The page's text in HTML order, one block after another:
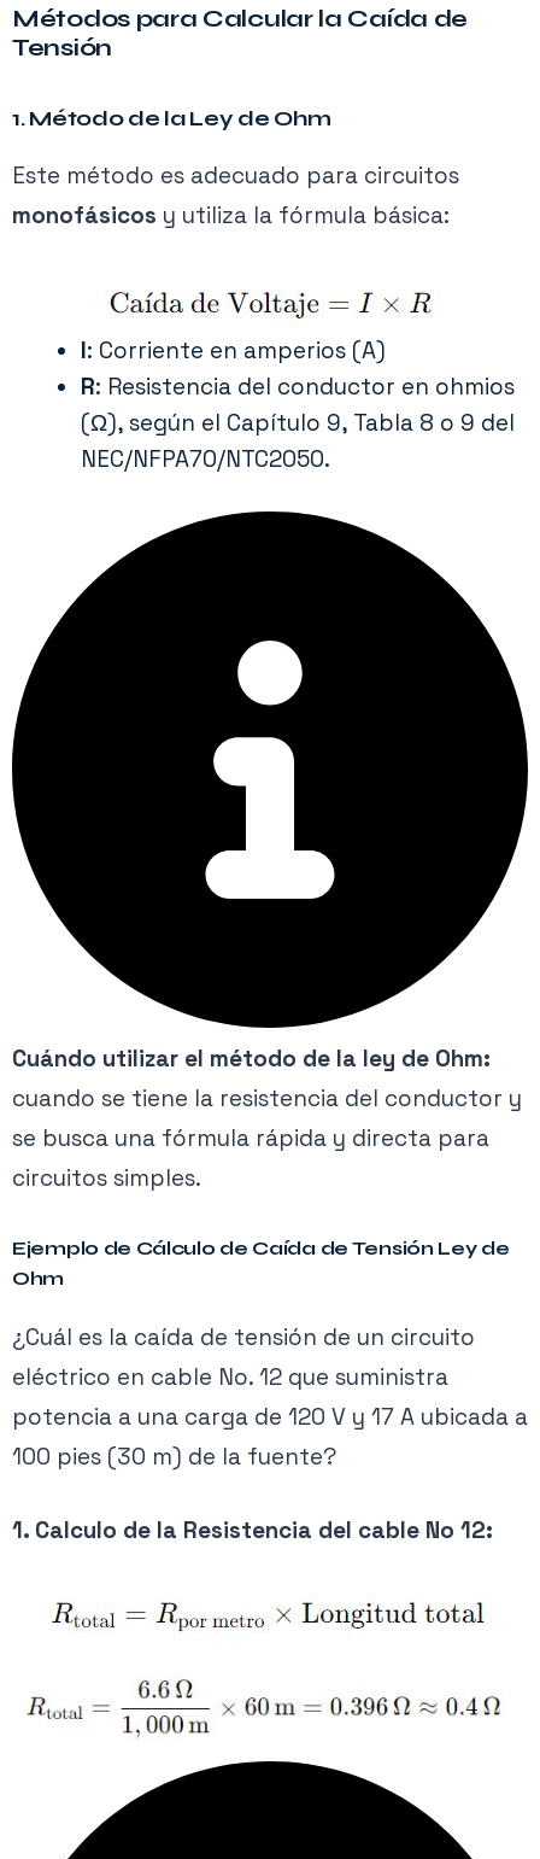
Métodos para Calcular la Caída de
Tensión
1.Método de la Ley de Ohm
Este método es adecuado para circuitos
monofásicos y utiliza la fórmula básica:
I: Corriente en amperios (A)
R: Resistencia del conductor en ohmios
(Ω), según el Capítulo 9, Tabla 8 o 9 del
NEC/NFPA70/NTC2050.
Cuándo utilizar el método de la ley de Ohm:
cuando se tiene la resistencia del conductor y
se busca una fórmula rápida y directa para
circuitos simples.
Ejemplo de Cálculo de Caída de Tensión Ley de
Ohm
¿Cuál es la caída de tensión de un circuito
eléctrico en cable No. 12 que suministra
potencia a una carga de 120 V y 17 A ubicada a
100 pies (30 m) de la fuente?
1. Calculo de la Resistencia del cable No 12: